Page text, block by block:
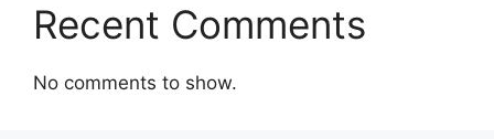
Recent Comments
No comments to show.